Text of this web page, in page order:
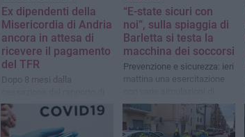
Ex dipendenti della
Misericordia di Andria
ancora in attesa di
ricevere il pagamento
del TFR
Dopo 8 mesi dalla
lavoro: “Danno economico
di circa 100mila euro, ma
nessuna risposta”
“E-state sicuri con
noi”, sulla spiaggia di
Barletta si testa la
macchina dei soccorsi
Prevenzione e sicurezza: ieri
mattina una esercitazione
soccorso in mare